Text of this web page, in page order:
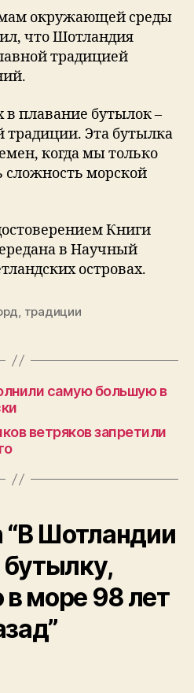
окружающей среды
что Шотландия
традицией
плавание бутылок –
традиции. Эта бутылка
когда мы только
морской
Книги
в Научный
островах.
, традиции
самую большую в
ветряков запретили
“В Шотландии
море 98 лет